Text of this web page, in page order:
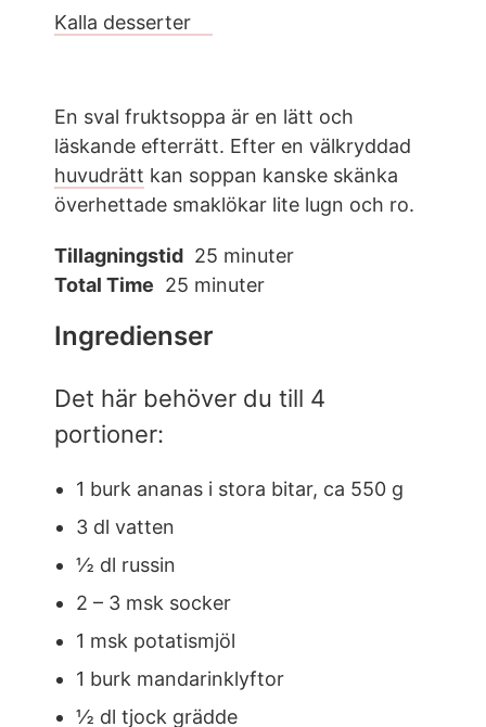
Kalla desserter
En sval fruktsoppa är en lätt och
läskande efterrätt. Efter en välkryddad
huvudrätt kan soppan kanske skänka
överhettade smaklökar lite lugn och ro.
Tillagningstid 25 minuter
Total Time 25 minuter
Ingredienser
Det här behöver du till 4
portioner:
1 burk ananas i stora bitar, ca 550 g
3 dl vatten
½ dl russin
2 – 3 msk socker
1 msk potatismjöl
1 burk mandarinklyftor
½ dl tjock grädde